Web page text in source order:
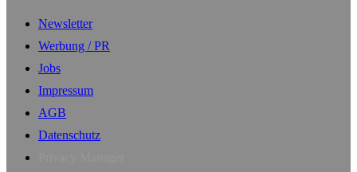
Newsletter
Werbung / PR
Jobs
Impressum
AGB
Datenschutz